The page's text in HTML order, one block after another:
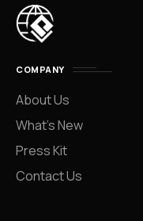
COMPANY
About Us
What’s New
Press Kit
Contact Us